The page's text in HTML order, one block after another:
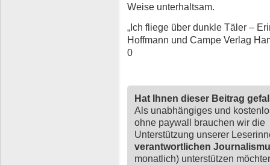
Weise unterhaltsam.
„Ich fliege über dunkle Täler –
Hoffmann und Campe Verlag
0
Hat Ihnen dieser Beitrag
Als unabhängiges und
ohne paywall brauchen wir die
Unterstützung unserer
verantwortlichen
monatlich) unterstützen